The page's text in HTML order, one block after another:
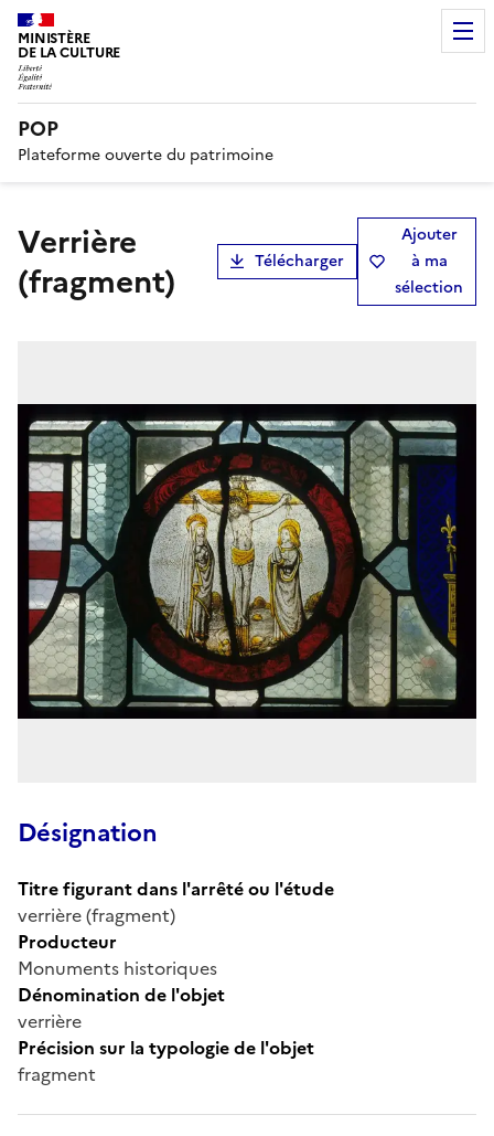
MINISTÈRE
DE LA CULTURE
POP
Plateforme ouverte du patrimoine
verrière
(fragment)
Télécharger
Ajouter
à ma
sélection
Désignation
Titre figurant dans l'arrêté ou l'étude
verrière (fragment)
Producteur
Monuments historiques
Dénomination de l'objet
verrière
Précision sur la typologie de l'objet
fragment